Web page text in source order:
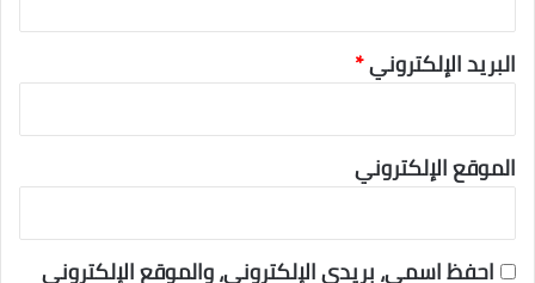
البريد الإلكتروني*
الموقع الإلكتروني
احفظ اسمي، بريدي الإلكتروني، والموقع الإلكتروني